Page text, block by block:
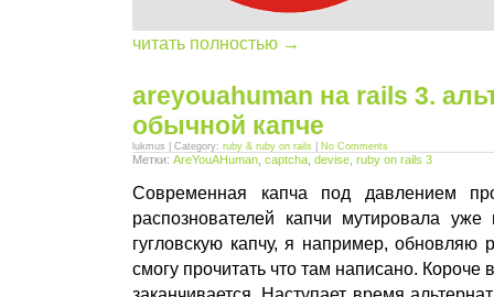
читать полностью →
areyouahuman на rails 3.
обычной капче
lukmus | Category: ruby & ruby on rails No Comments
Метки: AreYouAHuman captcha devise ruby on rails 3
Современная капча под давлением
распознователей капчи мутировала уже
гугловскую капчу, я например, обновляю
смогу прочитать что там написано.